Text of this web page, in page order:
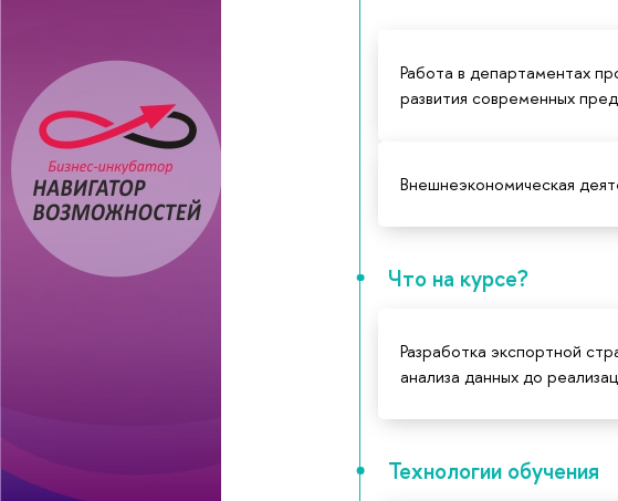
Работа в департаментах
развития современных
Внешнеэкономическая
Что на курсе?
Разработка экспортной
анализа данных до
Технологии обучения